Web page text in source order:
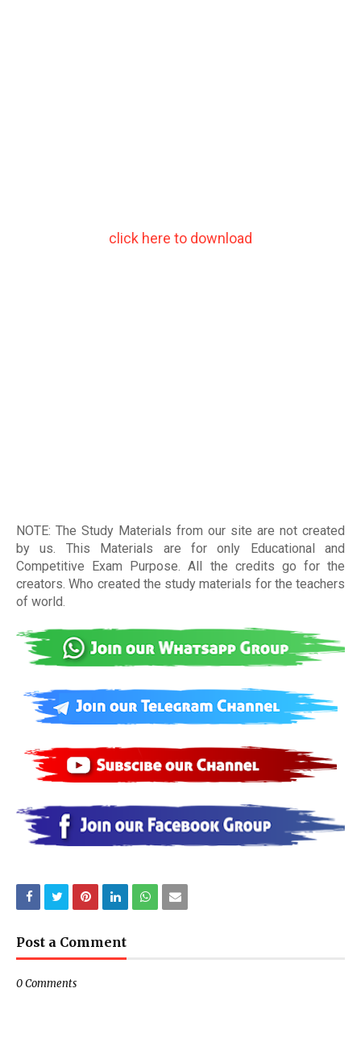
click here to download
NOTE: The Study Materials from our site are not created
by us. This Materials are for only Educational and
Competitive Exam Purpose. All the credits go for the
creators. Who created the study materials for the teachers
of world
Post a Comment
0 Comments